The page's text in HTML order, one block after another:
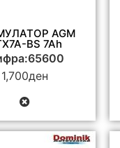
AGM
BS 7Ah
1,700ден